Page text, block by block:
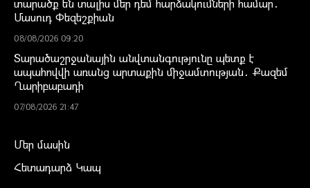
տարածք են տալիս մեր դեմ հարձակումների համար․
Մասուդ Փեզեշքիան
08/08/2026 09:20
Տարածաշրջանային անվտանգությունը պետք է
ապահովվի առանց արտաքին միջամտության․ Քազեմ
Ղարիբաբադի
07/08/2026 21:47
Մեր մասին
Հետադարձ Կապ